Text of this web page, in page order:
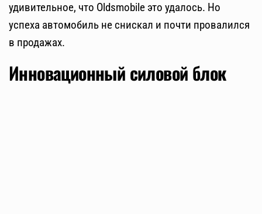
удивительное, что Oldsmobile это удалось. Но
успеха автомобиль не снискал и почти провалился
в продажах.
Инновационный силовой блок